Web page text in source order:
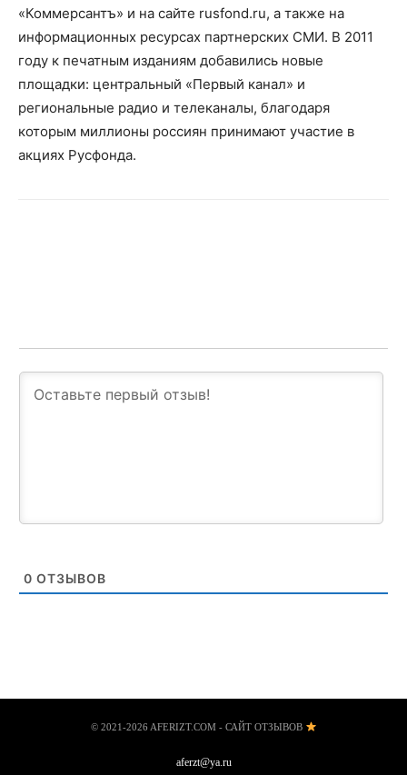
«Коммерсантъ» и на сайте rusfond.ru, а также на
информационных ресурсах партнерских СМИ. В 2011
году к печатным изданиям добавились новые
площадки: центральный «Первый канал» и
региональные радио и телеканалы, благодаря
которым миллионы россиян принимают участие в
акциях Русфонда.
0 ОТЗЫВОВ
© 2021-2026 AFERIZT.COM - САЙТ ОТЗЫВОВ
aferzt@ya.ru